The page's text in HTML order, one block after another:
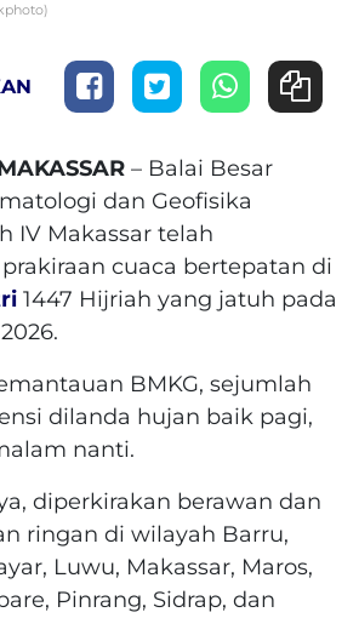
– Balai Besar
dan Geofisika
IV Makassar telah
cuaca bertepatan di
1447 Hijriah yang jatuh pada
BMKG, sejumlah
dilanda hujan baik pagi,
nanti.
diperkirakan berawan dan
ringan di wilayah Barru,
Luwu, Makassar, Maros,
Pinrang, Sidrap, dan